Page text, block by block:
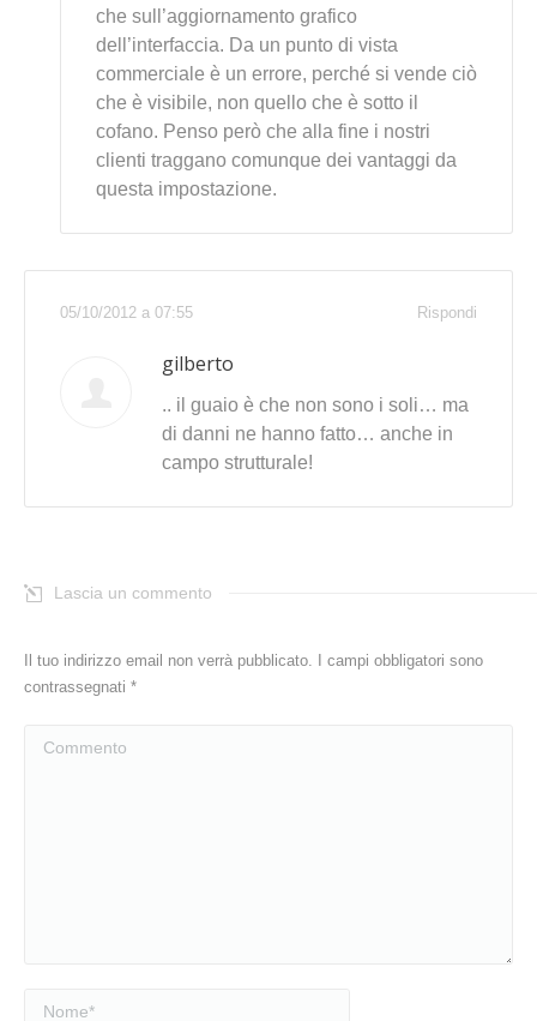
che sull’aggiornamento grafico
dell’interfaccia. Da un punto di vista
commerciale è un errore, perché si vende ciò
che è visibile, non quello che è sotto il
cofano. Penso però che alla fine i nostri
clienti traggano comunque dei vantaggi da
questa impostazione.
Rispondi
05/10/2012 a 07:55
gilberto
.. il guaio è che non sono i soli… ma
di danni ne hanno fatto… anche in
campo strutturale!
Lascia un commento
Il tuo indirizzo email non verrà pubblicato. I campi obbligatori sono
contrassegnati *
Nome *